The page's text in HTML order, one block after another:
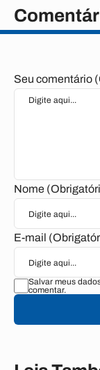
Seu comentário
Nome
E-mail
Salvar meus
comentar.